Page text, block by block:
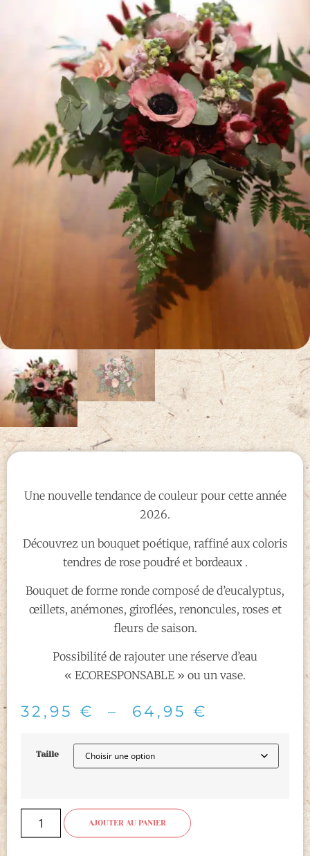
Une nouvelle tendance de couleur pour cette année
2026.
Découvrez un bouquet poétique, raffiné aux coloris
tendres de rose poudré et bordeaux .
Bouquet de forme ronde composé de d’eucalyptus,
œillets, anémones, giroflées, renoncules, roses et
fleurs de saison.
Possibilité de rajouter une réserve d’eau
« ECORESPONSABLE » ou un vase.
32,95 € – 64,95 €
Taille
AJOUTER AU PANIER